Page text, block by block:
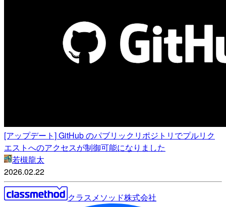
[アップデート] GitHub のパブリックリポジトリでプルリク
エストへのアクセスが制御可能になりました
若槻龍太
2026.02.22
クラスメソッド株式会社